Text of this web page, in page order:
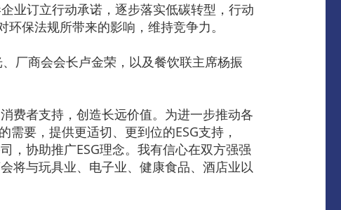
业订立行动承诺，逐步落实低碳转型，行动
保法规所带来的影响，维持竞争力。
厂商会会长卢金荣，以及餐饮联主席杨振
费者支持，创造长远价值。为进一步推动各
要，提供更适切、更到位的ESG支持，
，协助推广ESG理念。我有信心在双方强强
将与玩具业、电子业、健康食品、酒店业以